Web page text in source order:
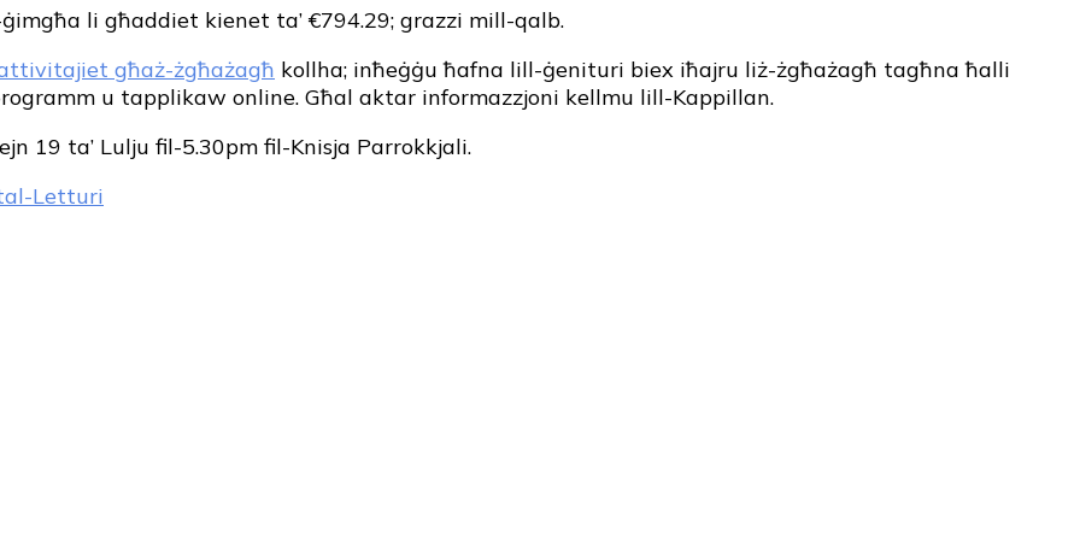
li għaddiet kienet ta’ €794.29; grazzi mill-qalb.
għaż-żgħażagħ kollha; inħeġġu ħafna lill-ġenituri biex iħajru liż-żgħażagħ tagħna ħalli
u tapplikaw online. Għal aktar informazzjoni kellmu lill-Kappillan.
19 ta’ Lulju fil-5.30pm fil-Knisja Parrokkjali.
Letturi